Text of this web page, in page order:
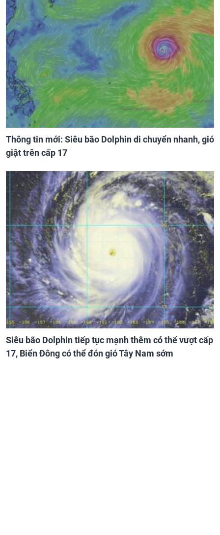
Thông tin mới: Siêu bão Dolphin di chuyển nhanh, gió
giật trên cấp 17
Siêu bão Dolphin tiếp tục mạnh thêm có thể vượt cấp
17, Biển Đông có thể đón gió Tây Nam sớm